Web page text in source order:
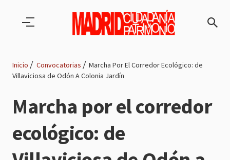
de
navegación
Inicio Convocatorias
Marcha Por El Corredor Ecológico: de
Villaviciosa de Odón A Colonia Jardín
Marcha por el corredor
ecológico: de